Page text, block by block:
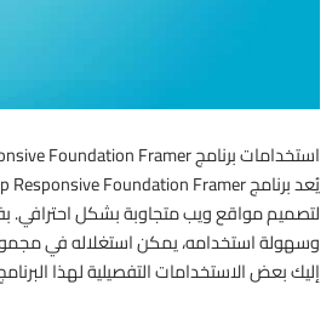
استخدامات برنامج CoffeeCup Responsive Foundation Framer
لتصميم مواقع ويب متجاوبة بشكل احترافي.
وسهولة استخدامه، يمكن استغلاله في
إليك بعض الاستخدامات التفصيلية لهذا